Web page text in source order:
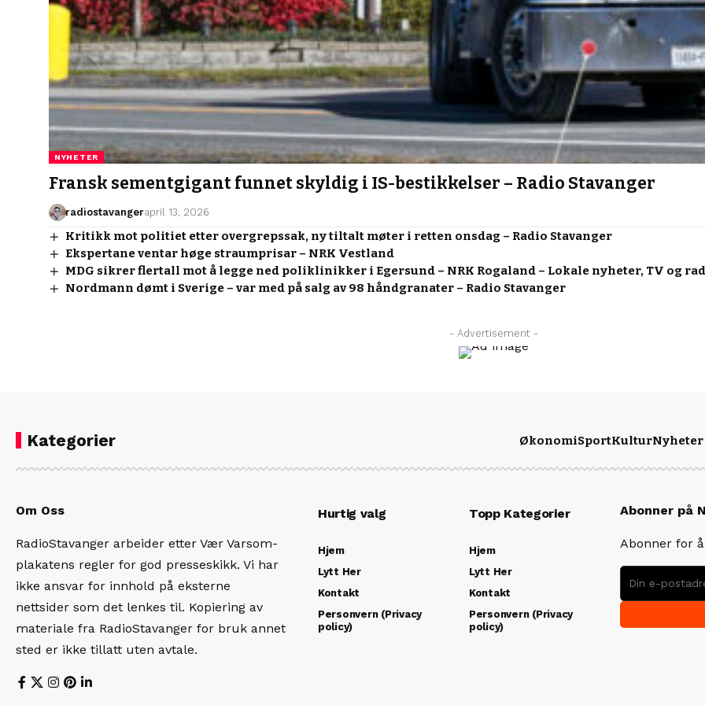
NYHETER
Fransk sementgigant funnet skyldig i IS-bestikkelser – Radio Stavanger
radiostavangerapril 13, 2026
Kritikk mot politiet etter overgrepssak, ny tiltalt møter i retten onsdag – Radio Stavanger
Ekspertane ventar høge straumprisar – NRK Vestland
MDG sikrer flertall mot å legge ned poliklinikker i Egersund – NRK Rogaland – Lokale nyheter, TV og
Nordmann dømt i Sverige – var med på salg av 98 håndgranater – Radio Stavanger
- Advertisement -
Kategorier ØkonomiSportKulturNyheter
Om Oss
RadioStavanger arbeider etter Vær Varsom-
plakatens regler for god presseskikk. Vi har
ikke ansvar for innhold på eksterne
nettsider som det lenkes til. Kopiering av
materiale fra RadioStavanger for bruk annet
sted er ikke tillatt uten avtale.
Hurtig valg
Hjem
Lytt Her
Kontakt
Personvern (Privacy
policy)
Topp Kategorier
Hjem
Lytt Her
Kontakt
Personvern (Privacy
policy)
Abonner på
Abonner for